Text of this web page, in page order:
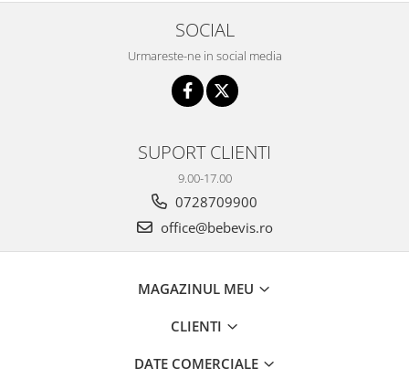
SOCIAL
Urmareste-ne in social media
SUPORT CLIENTI
9.00-17.00
0728709900
office@bebevis.ro
MAGAZINUL MEU
CLIENTI
DATE COMERCIALE